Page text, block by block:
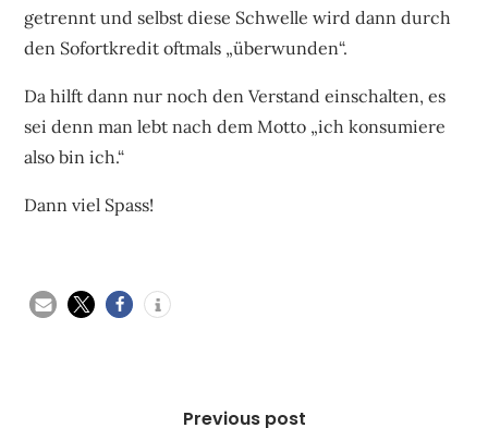
getrennt und selbst diese Schwelle wird dann durch
den Sofortkredit oftmals „überwunden“.
Da hilft dann nur noch den Verstand einschalten, es
sei denn man lebt nach dem Motto „ich konsumiere
also bin ich.“
Dann viel Spass!
Previous post